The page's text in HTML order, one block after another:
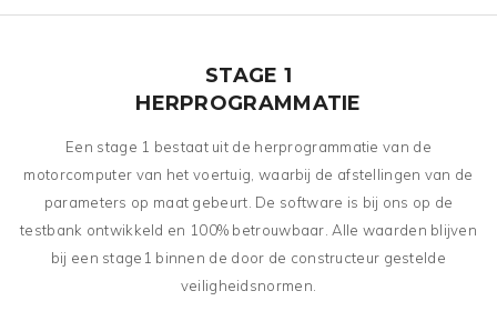
STAGE 1
HERPROGRAMMATIE
Een stage 1 bestaat uit de herprogrammatie van de
motorcomputer van het voertuig, waarbij de afstellingen van de
parameters op maat gebeurt. De software is bij ons op de
testbank ontwikkeld en 100% betrouwbaar. Alle waarden blijven
bij een stage1 binnen de door de constructeur gestelde
veiligheidsnormen.